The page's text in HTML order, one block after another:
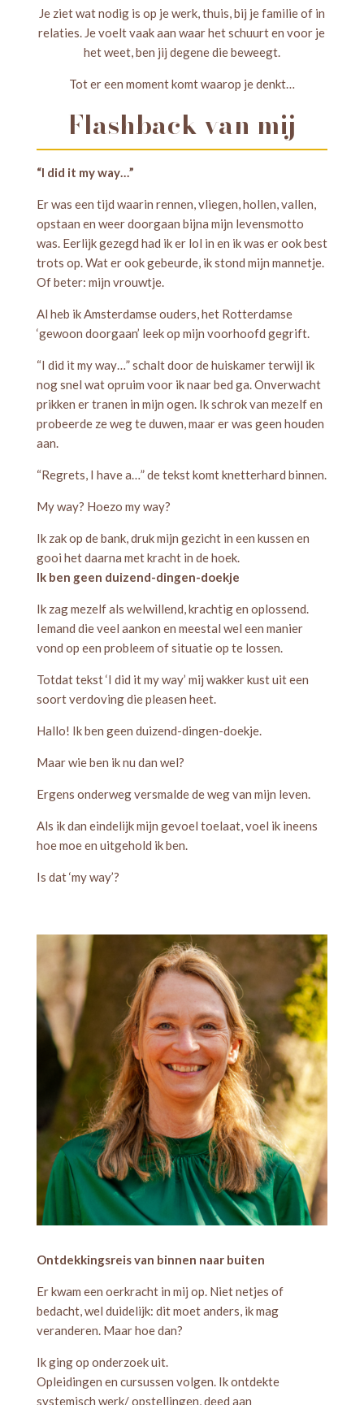
Je ziet wat nodig is op je werk, thuis, bij je familie of in
relaties. Je voelt vaak aan waar het schuurt en voor je
het weet, ben jij degene die beweegt.
Tot er een moment komt waarop je denkt…
Flashback van mij
“I did it my way…”
Er was een tijd waarin rennen, vliegen, hollen, vallen,
opstaan en weer doorgaan bijna mijn levensmotto
was. Eerlijk gezegd had ik er lol in en ik was er ook best
trots op. Wat er ook gebeurde, ik stond mijn mannetje.
Of beter: mijn vrouwtje.
Al heb ik Amsterdamse ouders, het Rotterdamse
‘gewoon doorgaan’ leek op mijn voorhoofd gegrift.
“I did it my way…” schalt door de huiskamer terwijl ik
nog snel wat opruim voor ik naar bed ga. Onverwacht
prikken er tranen in mijn ogen. Ik schrok van mezelf en
probeerde ze weg te duwen, maar er was geen houden
aan.
“Regrets, I have a…” de tekst komt knetterhard binnen.
My way? Hoezo my way?
Ik zak op de bank, druk mijn gezicht in een kussen en
gooi het daarna met kracht in de hoek.
Ik ben geen duizend-dingen-doekje
Ik zag mezelf als welwillend, krachtig en oplossend.
Iemand die veel aankon en meestal wel een manier
vond op een probleem of situatie op te lossen.
Totdat tekst ‘I did it my way’ mij wakker kust uit een
soort verdoving die pleasen heet.
Hallo! Ik ben geen duizend-dingen-doekje.
Maar wie ben ik nu dan wel?
Ergens onderweg versmalde de weg van mijn leven.
Als ik dan eindelijk mijn gevoel toelaat, voel ik ineens
hoe moe en uitgehold ik ben.
Is dat ‘my way’?
Ontdekkingsreis van binnen naar buiten
Er kwam een oerkracht in mij op. Niet netjes of
bedacht, wel duidelijk: dit moet anders, ik mag
veranderen. Maar hoe dan?
Ik ging op onderzoek uit.
Opleidingen en cursussen volgen. Ik ontdekte
systemisch werk/ opstellingen, deed aan